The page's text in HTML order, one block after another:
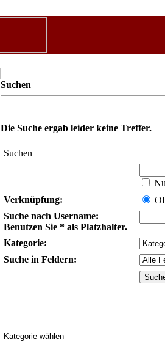
Suchen
Die Suche ergab leider keine Treffer.
Suchen
Verknüpfung:
Suche nach Username:
Benutzen Sie * als Platzhalter.
Kategorie:
Suche in Feldern: